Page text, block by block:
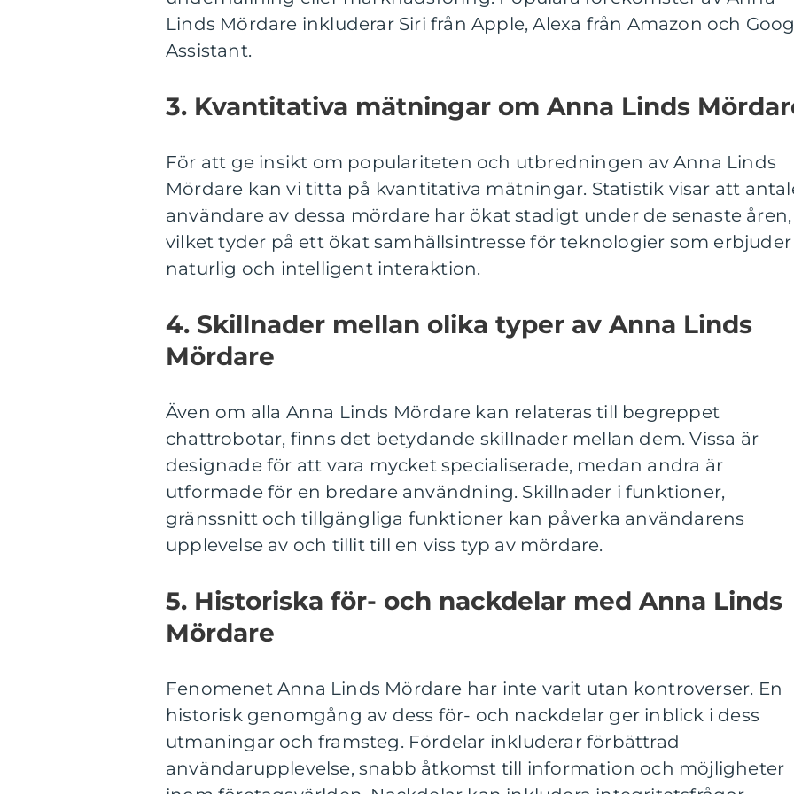
Linds Mördare inkluderar Siri från Apple, Alexa från Amazon och
Assistant.
3. Kvantitativa mätningar om Anna Linds
För att ge insikt om populariteten och utbredningen av Anna Linds
Mördare kan vi titta på kvantitativa mätningar. Statistik visar att
användare av dessa mördare har ökat stadigt under de senaste åren,
vilket tyder på ett ökat samhällsintresse för teknologier som erbjuder
naturlig och intelligent interaktion.
4. Skillnader mellan olika typer av Anna Linds
Mördare
Även om alla Anna Linds Mördare kan relateras till begreppet
chattrobotar, finns det betydande skillnader mellan dem. Vissa är
designade för att vara mycket specialiserade, medan andra är
utformade för en bredare användning. Skillnader i funktioner,
gränssnitt och tillgängliga funktioner kan påverka användarens
upplevelse av och tillit till en viss typ av mördare.
5. Historiska för- och nackdelar med Anna Linds
Mördare
Fenomenet Anna Linds Mördare har inte varit utan kontroverser. En
historisk genomgång av dess för- och nackdelar ger inblick i dess
utmaningar och framsteg. Fördelar inkluderar förbättrad
användarupplevelse, snabb åtkomst till information och möjligheter